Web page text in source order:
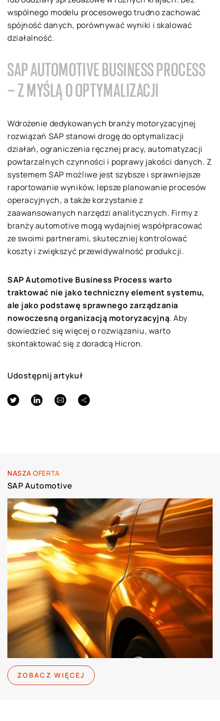
NASZA OFERTA
SAP Automotive
ZOBACZ WIĘCEJ
wspólnego modelu procesowego trudno zachować
spójność danych, porównywać wyniki i skalować
działalność.
SAP AUTOMOTIVE BUSINESS PROCESS
– Z MYŚLĄ O OPTYMALIZACJI
Wdrożenie dedykowanych branży motoryzacyjnej
rozwiązań SAP stanowi drogę do optymalizacji
działań, ograniczenia ręcznej pracy, automatyzacji
powtarzalnych czynności i poprawy jakości danych. Z
systemem SAP możliwe jest szybsze i sprawniejsze
raportowanie wyników, lepsze planowanie procesów
operacyjnych, a także korzystanie z
zaawansowanych narzędzi analitycznych. Firmy z
branży automotive mogą wydajniej współpracować
ze swoimi partnerami, skuteczniej kontrolować
koszty i zwiększyć przewidywalność produkcji.
SAP Automotive Business Process warto
traktować nie jako techniczny element systemu,
ale jako podstawę sprawnego zarządzania
nowoczesną organizacją motoryzacyjną. Aby
dowiedzieć się więcej o rozwiązaniu, warto
skontaktować się z doradcą Hicron.
Udostępnij artykuł